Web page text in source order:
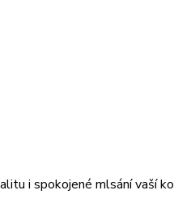
i spokojené mlsání vaší